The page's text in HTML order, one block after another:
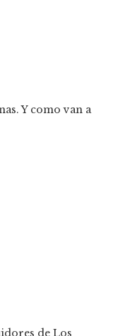
Y como van a
de Los